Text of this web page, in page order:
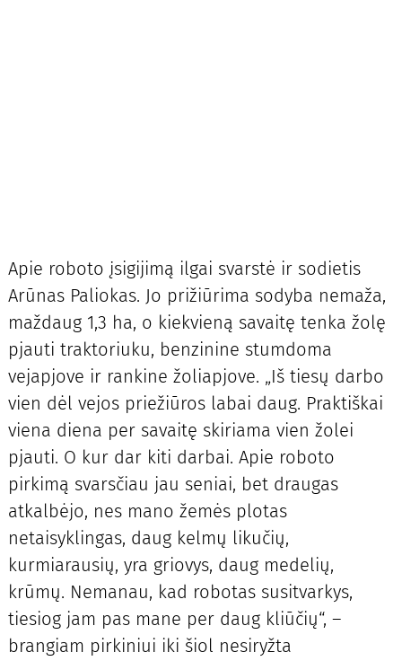
Apie roboto įsigijimą ilgai svarstė ir sodietis
Arūnas Paliokas. Jo prižiūrima sodyba nemaža,
maždaug 1,3 ha, o kiekvieną savaitę tenka žolę
pjauti traktoriuku, benzinine stumdoma
vejapjove ir rankine žoliapjove. „Iš tiesų darbo
vien dėl vejos priežiūros labai daug. Praktiškai
viena diena per savaitę skiriama vien žolei
pjauti. O kur dar kiti darbai. Apie roboto
pirkimą svarsčiau jau seniai, bet draugas
atkalbėjo, nes mano žemės plotas
netaisyklingas, daug kelmų likučių,
kurmiarausių, yra griovys, daug medelių,
krūmų. Nemanau, kad robotas susitvarkys,
tiesiog jam pas mane per daug kliūčių“, –
brangiam pirkiniui iki šiol nesiryžta